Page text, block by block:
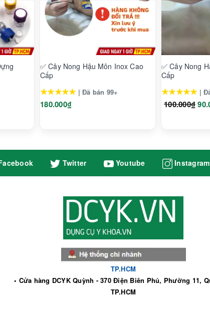
✅ Cây Nong Hậu Môn Inox Cao
Cấp
★★★★★ | Đã bán 99+
180.000₫
✅ Cây Nong
Cấp
★★★★★ |
100.000₫
Twitter Youtube Instagram
TP.HCM
• Cửa hàng DCYK Quỳnh - 370 Điện Biên Phủ, Phường 11,
TP.HCM